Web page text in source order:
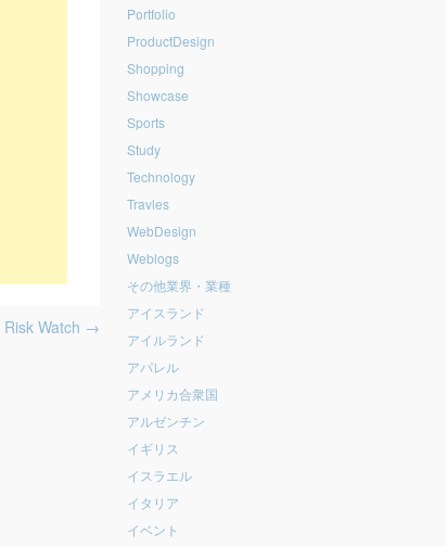
Portfolio
ProductDesign
Shopping
Showcase
Sports
Study
Technology
Travles
WebDesign
Weblogs
その他業界・業種
アイスランド
アイルランド
アパレル
アメリカ合衆国
アルゼンチン
イギリス
イスラエル
イタリア
イベント
Watch →